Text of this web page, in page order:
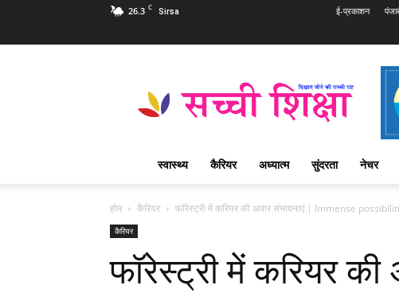
26.3 C Sirsa ई-प्रकाशन
Shiksha
शिक्षा
पत्रिका
स्वास्थ्य कैरियर अध्यात्म सुंदरता नेचर
होम कैरियर फॉरेस्ट्री में करियर की अपार संभावनाएं | Immense
कैरियर
फॉरेस्ट्री में करियर